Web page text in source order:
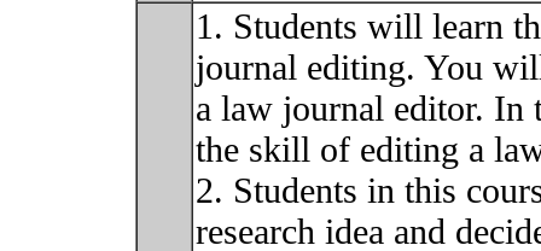
1. Students will learn
journal editing. You
a law journal editor. In
the skill of editing a
2. Students in this
research idea and